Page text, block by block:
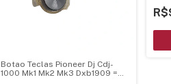
Botao Teclas Pioneer Dj Cdj-
1000 Mk1 Mk2 Mk3 Dxb1909 =